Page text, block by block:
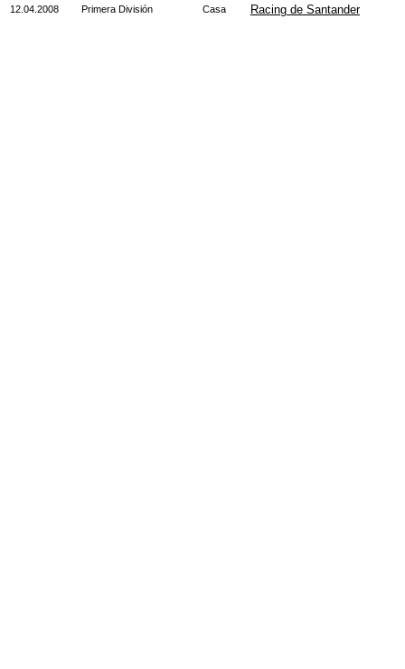
12.04.2008 Primera División Casa Racing de Santander